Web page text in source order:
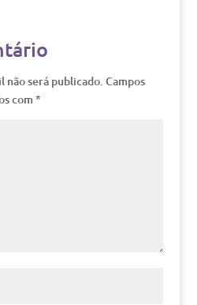
não será publicado. Campos
com *